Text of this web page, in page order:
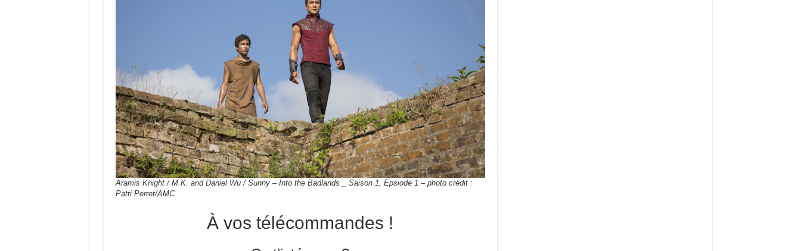
Aramis Knight / M.K. and Daniel Wu / Sunny – Into the Badlands _ Saison 1, Epsiode 1 – photo crédit :
Patti Perret/AMC
À vos télécommandes !